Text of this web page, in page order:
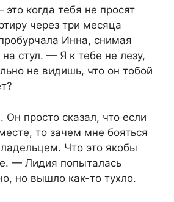
когда тебя не просят
через три месяца
Инна, снимая
на стул. — Я к тебе не лезу,
не видишь, что он тобой
просто сказал, что если
то зачем мне бояться
Что это якобы
— Лидия попыталась
но вышло как-то тухло.